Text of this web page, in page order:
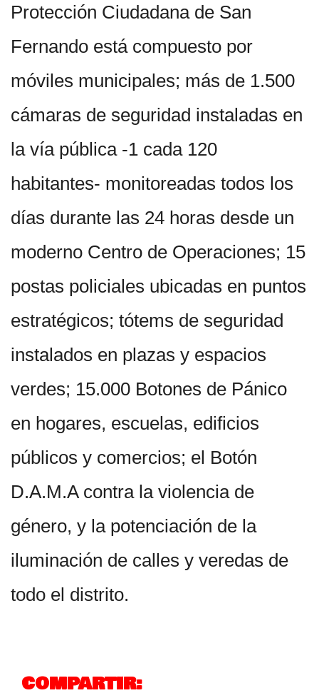
Protección Ciudadana de San
Fernando está compuesto por
móviles municipales; más de 1.500
cámaras de seguridad instaladas en
la vía pública -1 cada 120
habitantes- monitoreadas todos los
días durante las 24 horas desde un
moderno Centro de Operaciones; 15
postas policiales ubicadas en puntos
estratégicos; tótems de seguridad
instalados en plazas y espacios
verdes; 15.000 Botones de Pánico
en hogares, escuelas, edificios
públicos y comercios; el Botón
D.A.M.A contra la violencia de
género, y la potenciación de la
iluminación de calles y veredas de
todo el distrito.
COMPARTIR: